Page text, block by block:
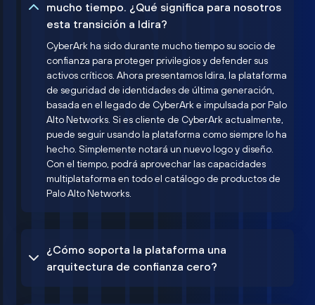
mucho tiempo. ¿Qué significa para nosotros
esta transición a Idira?
CyberArk ha sido durante mucho tiempo su socio de
confianza para proteger privilegios y defender sus
activos críticos. Ahora presentamos Idira, la plataforma
de seguridad de identidades de última generación,
basada en el legado de CyberArk e impulsada por Palo
Alto Networks. Si es cliente de CyberArk actualmente,
puede seguir usando la plataforma como siempre lo ha
hecho. Simplemente notará un nuevo logo y diseño.
Con el tiempo, podrá aprovechar las capacidades
multiplataforma en todo el catálogo de productos de
Palo Alto Networks.
¿Cómo soporta la plataforma una
arquitectura de confianza cero?